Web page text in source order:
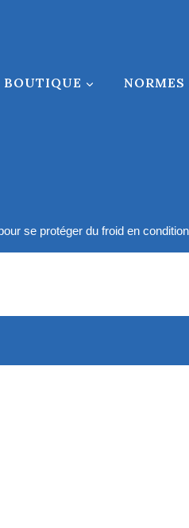
BOUTIQUE NORMES
se protéger du froid en